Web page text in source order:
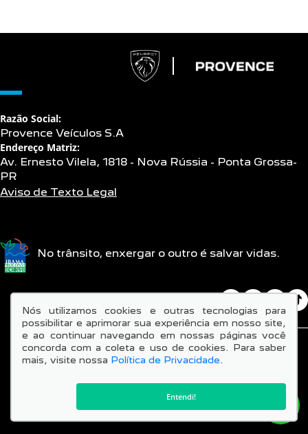
Razão Social:
Provence Veículos S.A
Endereço Matriz:
Av. Ernesto Vilela, 1818 - Nova Rússia - Ponta Grossa-
PR
Aviso de Texto Legal
No trânsito, enxergar o outro é salvar vidas.
© Copyright 2026
AutoForce - Todos os direitos reservados.
Confira a nossaPolítica de privacidade.
Nós utilizamos cookies e outras tecnologias para
possibilitar e aprimorar sua experiência em nosso site,
e ao continuar navegando em nossas páginas você
concorda com a coleta e uso de cookies. Para saber
mais, visite nossa Política de Privacidade.
Entendi!